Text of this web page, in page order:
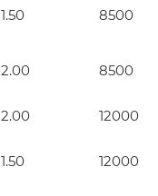
1.50 8500
2.00 8500
2.00 12000
1.50 12000